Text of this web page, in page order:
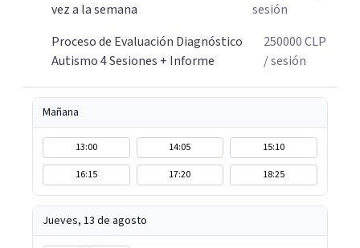
vez a la semana
sesión
Proceso de Evaluación Diagnóstico
Autismo 4 Sesiones + Informe
250000CLP
/ sesión
Mañana
13:00 14:05
15:10
16:15
17:20 18:25
Jueves, 13 de agosto